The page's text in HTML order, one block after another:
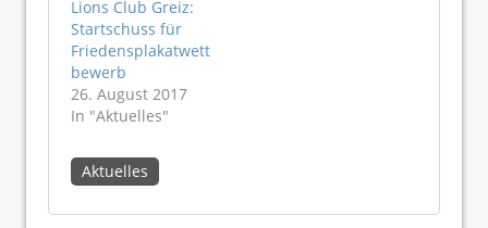
Lions Club Greiz:
Startschuss für
Friedensplakatwett
bewerb
26. August 2017
In "Aktuelles"
Aktuelles